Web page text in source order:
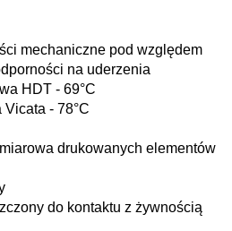
mechaniczne pod względem
na uderzenia
HDT - 69°C
- 78°C
drukowanych elementów
do kontaktu z żywnością